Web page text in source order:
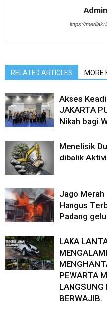
https://
RELATED ARTICLES MORE
Akses
JAKARTA
Nikah bagi
Menelisik
dibalik
Jago Merah
Hangus
Padang
LAKA
PEWARTA
LANGSUNG
BERWAJIB.